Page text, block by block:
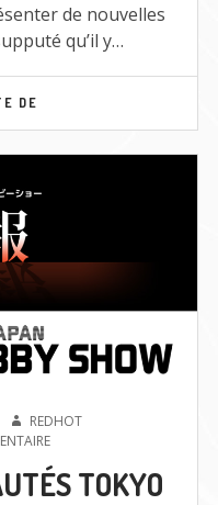
de nouvelles
qu’il y…
DE
AUTEUR
REDHOT
SUR
NOUVEAUTÉS
TOKYOTOKYO